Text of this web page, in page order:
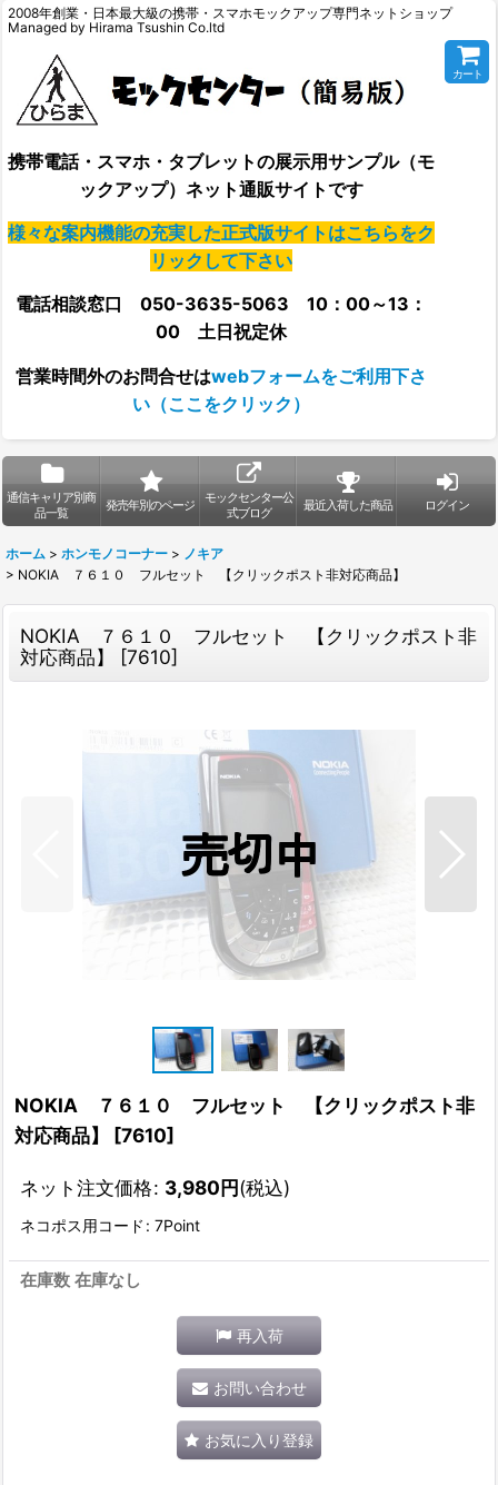
2008年創業・日本最大級の携帯・スマホモックアップ専門ネットショップ
Managed by Hirama Tsushin Co.ltd
携帯電話・スマホ・タブレットの展示用サンプル（モ
ックアップ）ネット通販サイトです
様々な案内機能の充実した正式版サイトはこちらをク
リックして下さい
電話相談窓口 050-3635-5063 10：00～13：
00 土日祝定休
営業時間外のお問合せはwebフォームをご利用下さ
い（ここをクリック）
カート
通信キャリア別商
品一覧
発売年別のページ
モックセンター公
式ブログ
最近入荷した商品 ログイン
ホーム > ホンモノコーナー > ノキア
> NOKIA ７６１０ フルセット 【クリックポスト非対応商品】
NOKIA ７６１０ フルセット 【クリックポスト非
対応商品】
[7610]
NOKIA ７６１０ フルセット 【クリックポスト非
対応商品】
[7610]
ネット注文価格: 3,980円(税込)
ネコポス用コード : 7Point
在庫数 在庫なし
再入荷
お問い合わせ
お気に入り登録